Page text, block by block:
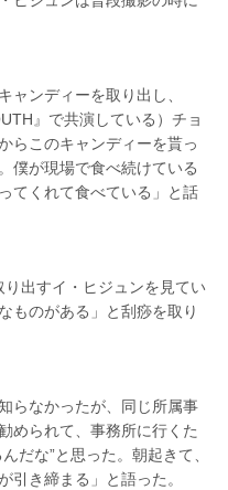
ャンディーを取り出し、
』で共演している）チョ
らこのキャンディーを貰っ
僕が現場で食べ続けている
てくれて食べている」と話
出すイ・ヒジュンを見てい
ものがある」と刮痧を取り
らなかったが、同じ所属事
められて、事務所に行くた
だな”と思った。朝起きて、
引き締まる」と語った。